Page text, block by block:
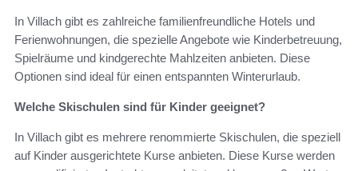
In Villach gibt es zahlreiche familienfreundliche Hotels und
Ferienwohnungen, die spezielle Angebote wie Kinderbetreuung,
Spielräume und kindgerechte Mahlzeiten anbieten. Diese
Optionen sind ideal für einen entspannten Winterurlaub.
Welche Skischulen sind für Kinder geeignet?
In Villach gibt es mehrere renommierte Skischulen, die speziell
auf Kinder ausgerichtete Kurse anbieten. Diese Kurse werden